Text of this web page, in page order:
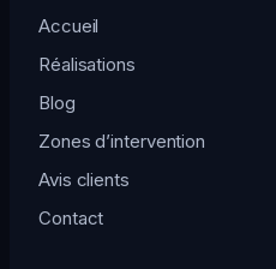
Accueil
Réalisations
Blog
Zones d’intervention
Avis clients
Contact